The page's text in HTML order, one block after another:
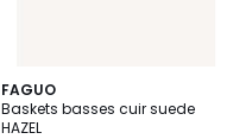
FAGUO
Baskets basses cuir suede
HAZEL